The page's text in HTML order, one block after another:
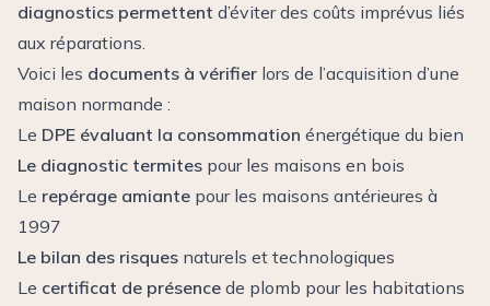
diagnostics permettent d’éviter des coûts imprévus liés
aux réparations.
Voici les documents à vérifier lors de l’acquisition d’une
maison normande :
Le DPE évaluant la consommation énergétique du bien
Le diagnostic termites pour les maisons en bois
Le repérage amiante pour les maisons antérieures à
1997
Le bilan des risques naturels et technologiques
Le certificat de présence de plomb pour les habitations